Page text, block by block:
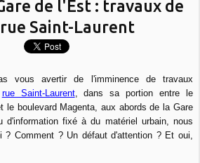
de l'Est : travaux de
Saint-Laurent
vous avertir de l'imminence de travaux
rue Saint-Laurent, dans sa portion entre le
le boulevard Magenta, aux abords de la Gare
d'information fixé à du matériel urbain, nous
? Comment ? Un défaut d'attention ? Et oui,